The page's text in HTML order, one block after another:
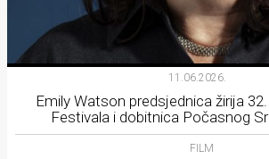
11.06.2026.
Emily Watson predsjednica žirija
Festivala i dobitnica Počasnog
FILM